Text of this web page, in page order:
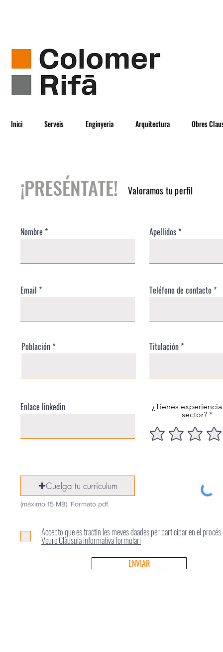
Inici Serveis Enginyeria Arquitectura Obres
¡PRESÉNTATE! Valoramos tu perfil
Nombre Apellidos
Email Teléfono de contacto
Población Titulación
Enlace linkedin
¿Tienes
sector?
Cuelga tu currículum
(máximo 15 MB). Formato pdf.
Accepto que es tractin les meves daades per participar en el
Veure Clàusula informativa formulari
ENVIAR